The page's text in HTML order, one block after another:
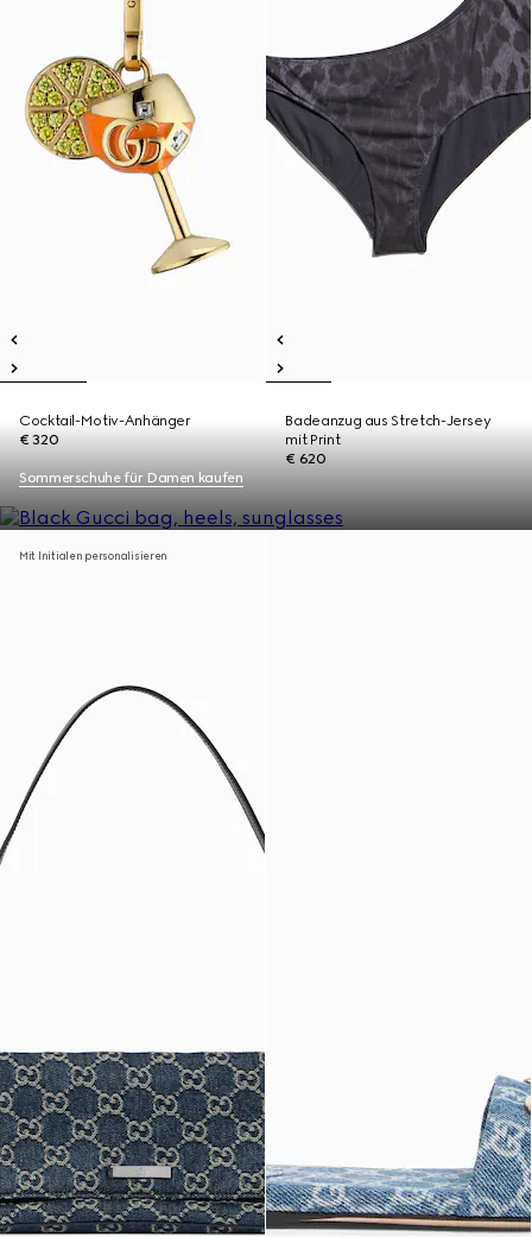
Cocktail-Motiv-Anhänger
€ 320
Badeanzug aus Stretch-Jersey
mit Print
€ 620
Sommerschuhe für Damen kaufen
Mit Initialen personalisieren